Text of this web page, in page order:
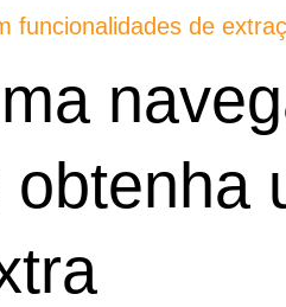
funcionalidades de